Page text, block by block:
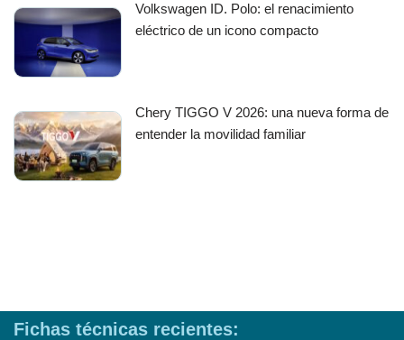
Volkswagen ID. Polo: el renacimiento
eléctrico de un icono compacto
Chery TIGGO V 2026: una nueva forma de
entender la movilidad familiar
Fichas técnicas recientes: